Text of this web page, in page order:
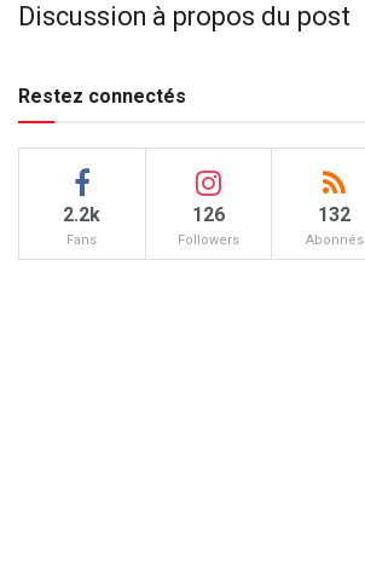
Discussion à propos du post
Restez connectés
2.2k
Fans
126
Followers
132
Abonnés